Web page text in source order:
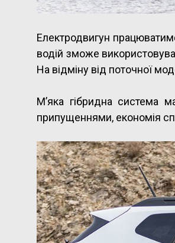
Електродвигун
водій зможе
На відміну від поточної
М’яка гібридна система
припущеннями, економія